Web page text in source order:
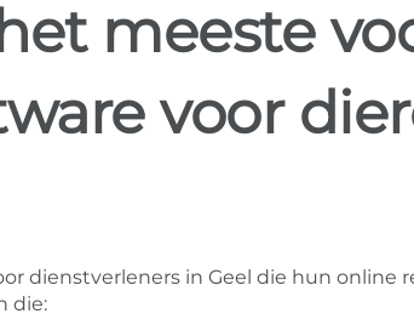
meeste
voor
dienstverleners in Geel die hun online
die: